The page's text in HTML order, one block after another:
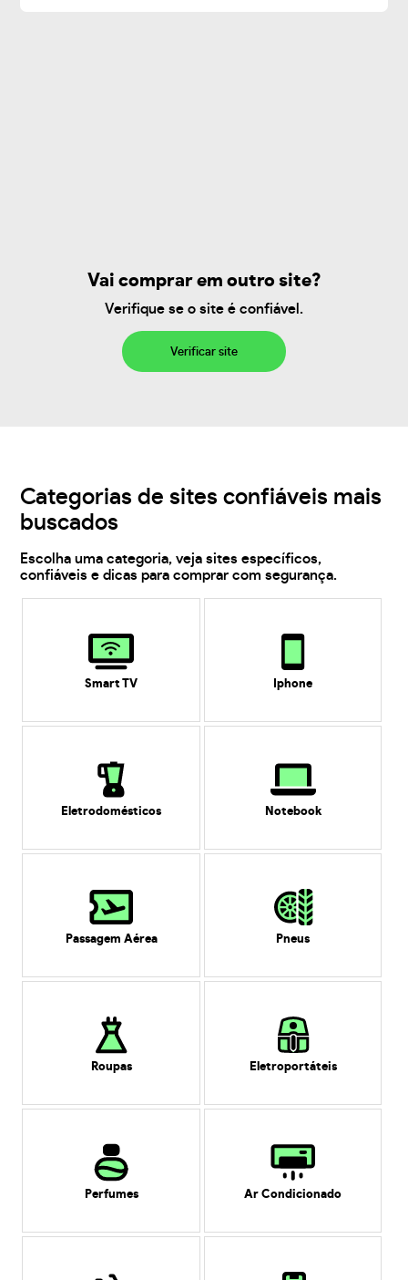
Vai comprar em outro site?
Verifique se o site é confiável.
Verificar site
Categorias de sites confiáveis mais
buscados
Escolha uma categoria, veja sites específicos,
confiáveis e dicas para comprar com segurança.
Smart TV Iphone
Eletrodomésticos Notebook
Passagem Aérea Pneus
Roupas Eletroportáteis
Perfumes Ar Condicionado